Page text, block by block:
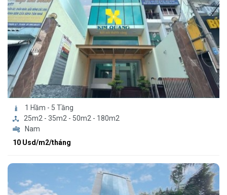
1 Hầm - 5 Tầng
25m2 - 35m2 - 50m2 - 180m2
Nam
10 Usd/m2/tháng